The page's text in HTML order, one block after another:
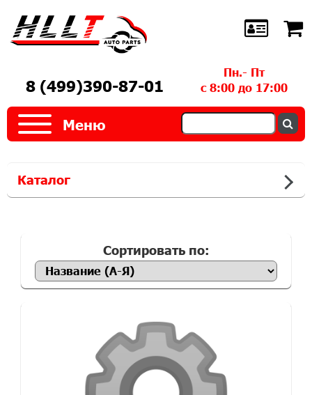
8 (499)390-87-01
Пн.- Пт
с 8:00 до 17:00
Меню
Каталог
Сортировать по: